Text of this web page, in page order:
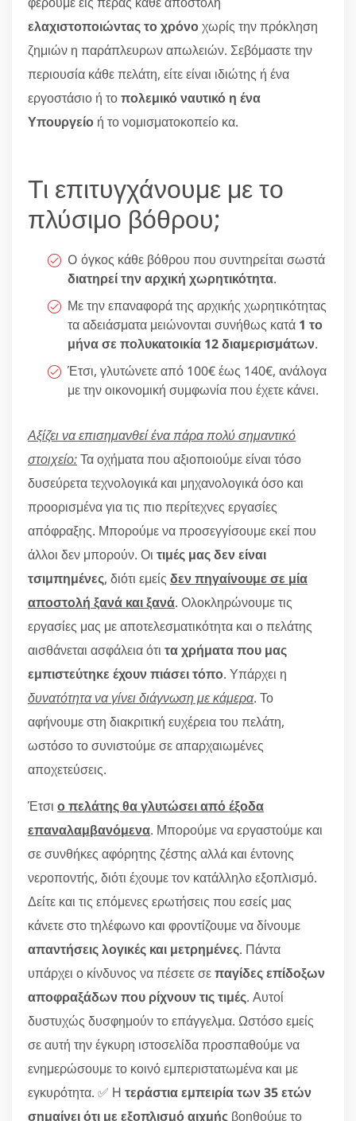
ελαχιστοποιώντας το χρόνοχωρίς την πρόκληση
ζημιών η παράπλευρων απωλειών. Σεβόμαστε την
περιουσία κάθε πελάτη, είτε είναι ιδιώτης ή ένα
εργοστάσιο ή τοπολεμικό ναυτικό η ένα
Υπουργείο ή το νομισματοκοπείο κα.
Τι επιτυγχάνουμε με το
πλύσιμο βόθρου;
O όγκος κάθε βόθρου που συντηρείται σωστά
διατηρεί την αρχική χωρητικότητα.
Με την επαναφορά της αρχικής χωρητικότητας
τα αδειάσματα μειώνονται συνήθως κατά 1 το
μήνα σε πολυκατοικία 12 διαμερισμάτων.
Έτσι, γλυτώνετε από 100€ έως 140€, ανάλογα
με την οικονομική συμφωνία που έχετε κάνει.
Αξίζει να επισημανθεί ένα πάρα πολύ σημαντικό
στοιχείο:Τα οχήματα που αξιοποιούμε είναι τόσο
δυσεύρετα τεχνολογικά και μηχανολογικά όσο και
προορισμένα για τις πιο περίτεχνες εργασίες
απόφραξης. Μπορούμε να προσεγγίσουμε εκεί που
άλλοι δεν μπορούν. Οι τιμές μας δεν είναι
τσιμπημένες, διότι εμείς δεν πηγαίνουμε σε μία
αποστολή ξανά και ξανά. Ολοκληρώνουμε τις
εργασίες μας με αποτελεσματικότητα και ο πελάτης
αισθάνεται ασφάλεια ότι τα χρήματα που μας
εμπιστεύτηκε έχουν πιάσει τόπο. Υπάρχει η
δυνατότητα να γίνει διάγνωση με κάμερα. Το
αφήνουμε στη διακριτική ευχέρεια του πελάτη,
ωστόσο το συνιστούμε σε απαρχαιωμένες
αποχετεύσεις.
Έτσι ο πελάτης θα γλυτώσει από έξοδα
επαναλαμβανόμενα. Μπορούμε να εργαστούμε και
σε συνθήκες αφόρητης ζέστης αλλά και έντονης
νεροποντής, διότι έχουμε τον κατάλληλο εξοπλισμό.
Δείτε και τις επόμενες ερωτήσεις που εσείς μας
κάνετε στο τηλέφωνο και φροντίζουμε να δίνουμε
απαντήσεις λογικές και μετρημένες. Πάντα
υπάρχει ο κίνδυνος να πέσετε σεπαγίδες επίδοξων
αποφραξάδων που ρίχνουν τις τιμές. Αυτοί
δυστυχώς δυσφημούν το επάγγελμα. Ωστόσο εμείς
σε αυτή την έγκυρη ιστοσελίδα προσπαθούμε να
ενημερώσουμε το κοινό εμπεριστατωμένα και με
εγκυρότητα. ✅ Η τεράστια εμπειρία των 35 ετών
σημαίνει ότι με εξοπλισμό αιχμής βοηθούμε το